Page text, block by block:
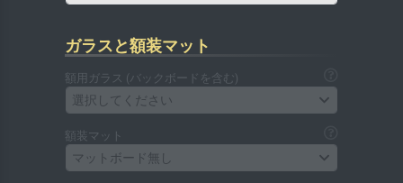
ガラスと額装マット
額用ガラス (バックボードを含む)
選択してください
額装マット
マットボード無し